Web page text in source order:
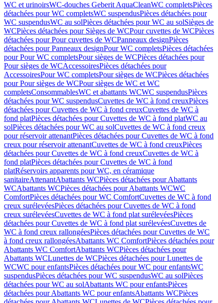
WC et urinoirsWC-douches Geberit AquaCleanWC completsPièces
détachées pour WC completsWC suspendusPièces détachées pour
WC suspendusWC au solPièces détachées pour WC au solSièges de
WCPièces détachées pour Sièges de WCPour cuvettes de WCPièces
détachées pour Pour cuvettes de WCPanneaux designPièces
détachées pour Panneaux designPour WC completsPièces détachées
pour Pour WC completsPour sièges de WCPièces détachées pour
Pour sièges de WCAccessoiresPièces détachées pour
AccessoiresPour WC completsPour sièges de WCPièces détachées
pour Pour sièges de WCPour sièges de WC et WC
completsConsommablesWC et abattants WCWC suspendusPièces
détachées pour WC suspendusCuvettes de WC à fond creuxPièces
détachées pour Cuvettes de WC à fond creuxCuvettes de WC à
fond platPièces détachées pour Cuvettes de WC à fond platWC au
solPièces détachées pour WC au solCuvettes de WC à fond creux
pour réservoir attenantPièces détachées pour Cuvettes de WC à fond
creux pour réservoir attenantCuvettes de WC à fond creuxPièces
détachées pour Cuvettes de WC à fond creuxCuvettes de WC à
fond platPièces détachées pour Cuvettes de WC à fond
platRéservoirs apparents pour WC, en céramique
sanitaireAttenantAbattants WCPièces détachées pour Abattants
WCAbattants WCPièces détachées pour Abattants WCWC
ComfortPièces détachées pour WC ComfortCuvettes de WC à fond
creux surélevéesPièces détachées pour Cuvettes de WC à fond
creux surélevéesCuvettes de WC à fond plat surélevéesPièces
détachées pour Cuvettes de WC à fond plat surélevéesCuvettes de
WC à fond creux rallongéesPièces détachées pour Cuvettes de WC
à fond creux rallongéesAbattants WC ComfortPièces détachées pour
Abattants WC ComfortAbattants WCPièces détachées pour
Abattants WCLunettes de WCPièces détachées pour Lunettes de
WCWC pour enfantsPièces détachées pour WC pour enfantsWC
suspendusPièces détachées pour WC suspendusWC au solPièces
détachées pour WC au solAbattants WC pour enfantsPièces
détachées pour Abattants WC pour enfantsAbattants WCPièces